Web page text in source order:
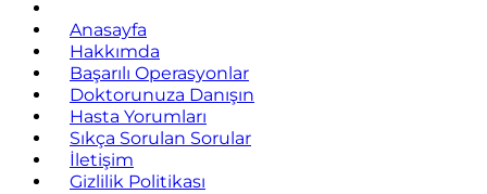
Anasayfa
Hakkımda
Başarılı Operasyonlar
Doktorunuza Danışın
Hasta Yorumları
Sıkça Sorulan Sorular
İletişim
Gizlilik Politikası